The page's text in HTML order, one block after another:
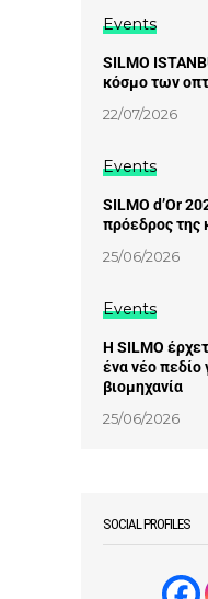
Events
SILMO
κόσμο των
22/07/2026
Events
SILMO d’Or
πρόεδρος της
25/06/2026
Events
Η SILMO
ένα νέο πεδίο
βιομηχανία
25/06/2026
SOCIAL PROFILES